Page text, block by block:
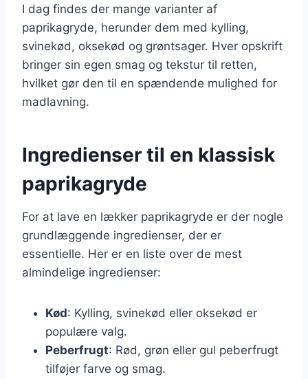
I dag findes der mange varianter af
paprikagryde, herunder dem med kylling,
svinekød, oksekød og grøntsager. Hver opskrift
bringer sin egen smag og tekstur til retten,
hvilket gør den til en spændende mulighed for
madlavning.
Ingredienser til en klassisk
paprikagryde
For at lave en lækker paprikagryde er der nogle
grundlæggende ingredienser, der er
essentielle. Her er en liste over de mest
almindelige ingredienser:
Kød: Kylling, svinekød eller oksekød er
populære valg.
Peberfrugt: Rød, grøn eller gul peberfrugt
tilføjer farve og smag.